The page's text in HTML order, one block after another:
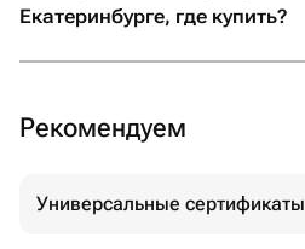
Екатеринбурге, где купить?
Рекомендуем
Универсальные сертификаты